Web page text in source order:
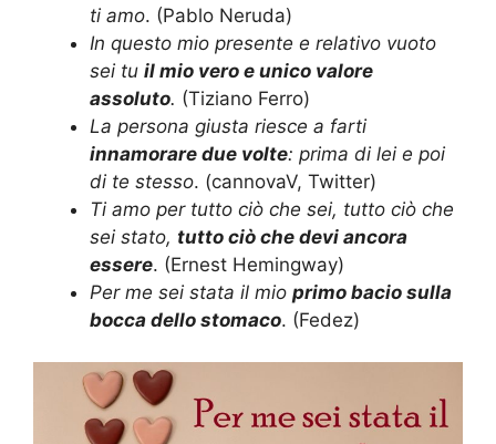
ti amo. (Pablo Neruda)
In questo mio presente e relativo vuoto
sei tu il mio vero e unico valore
assoluto. (Tiziano Ferro)
La persona giusta riesce a farti
innamorare due volte: prima di lei e poi
di te stesso. (cannovaV, Twitter)
Ti amo per tutto ciò che sei, tutto ciò che
sei stato, tutto ciò che devi ancora
essere. (Ernest Hemingway)
Per me sei stata il mio primo bacio sulla
bocca dello stomaco. (Fedez)